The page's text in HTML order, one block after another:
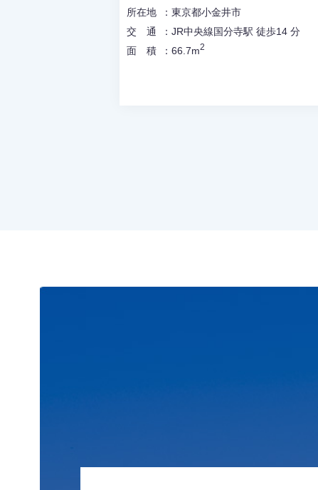
所在地
東京都小金井市
交通 JR中央線国分寺駅 徒歩14 分
面積 66.7m2